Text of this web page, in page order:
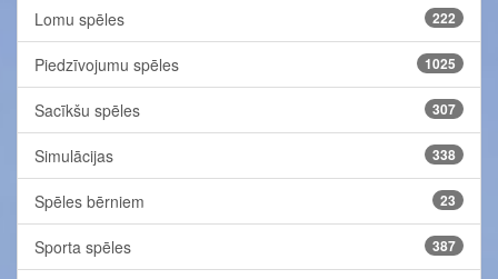
Lomu spēles 222
Piedzīvojumu spēles 1025
Sacīkšu spēles 307
Simulācijas 338
Spēles bērniem 23
Sporta spēles 387